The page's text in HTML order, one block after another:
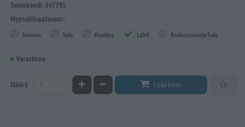
Tuotekoodi: 397795
Myymäläsaatavuus:
Somero Salo Kaarina Lahti Keskusvarasto Salo
Varastossa
Määrä Kasvata määrääVähennä määrää Lisää koriin